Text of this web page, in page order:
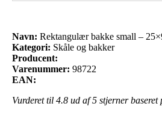
Navn: Rektangulær bakke small –
Kategori: Skåle og bakker
Producent:
Varenummer: 98722
EAN:
Vurderet til 4.8 ud af 5 stjerner baseret